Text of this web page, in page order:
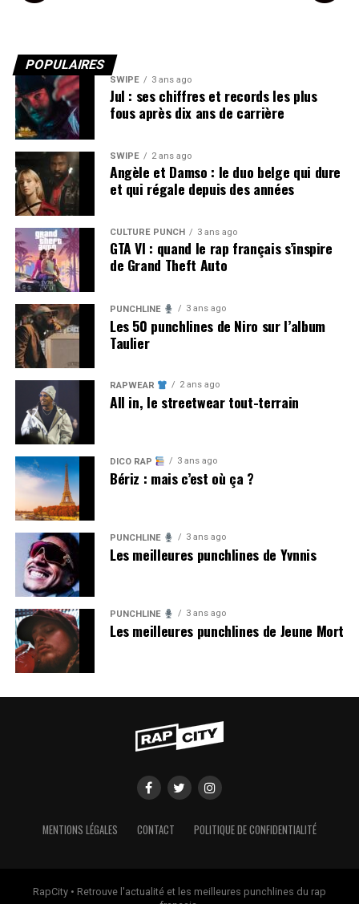
POPULAIRES
SWIPE 3 ans ago
Jul : ses chiffres et records les plus
fous après dix ans de carrière
SWIPE 2 ans ago
Angèle et Damso : le duo belge qui dure
et qui régale depuis des années
CULTURE PUNCH 3 ans ago
GTA VI : quand le rap français s’inspire
de Grand Theft Auto
PUNCHLINE 3 ans ago
Les 50 punchlines de Niro sur l’album
Taulier
RAPWEAR 2 ans ago
All in, le streetwear tout-terrain
DICO RAP 3 ans ago
Bériz : mais c’est où ça ?
PUNCHLINE 3 ans ago
Les meilleures punchlines de Yvnnis
PUNCHLINE 3 ans ago
Les meilleures punchlines de Jeune Mort
MENTIONS LÉGALES CONTACT POLITIQUE DE CONFIDENTIALITÉ
RapCity • Retrouve l'actualité et les meilleures punchlines du rap